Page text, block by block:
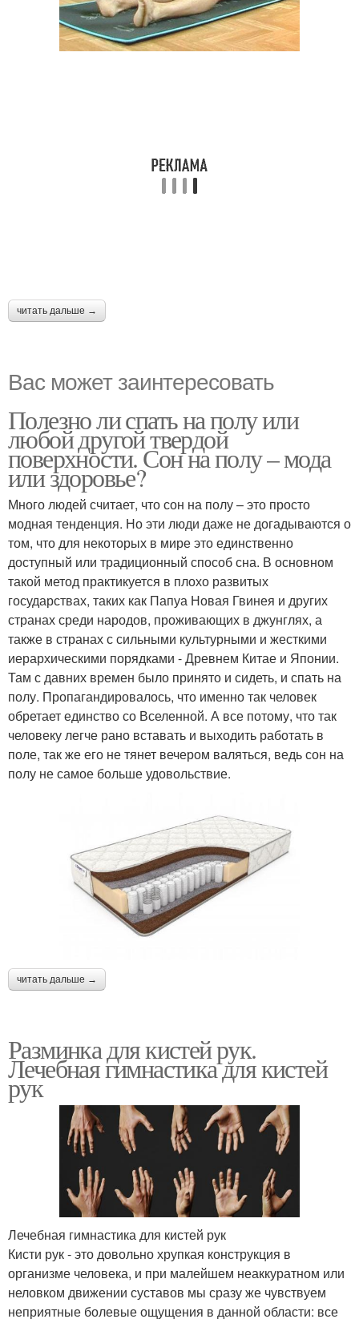
читать дальше →
Вас может заинтересовать
Полезно ли спать на полу или
любой другой твердой
поверхности. Сон на полу – мода
или здоровье?
Много людей считает, что сон на полу – это просто
модная тенденция. Но эти люди даже не догадываются о
том, что для некоторых в мире это единственно
доступный или традиционный способ сна. В основном
такой метод практикуется в плохо развитых
государствах, таких как Папуа Новая Гвинея и других
странах среди народов, проживающих в джунглях, а
также в странах с сильными культурными и жесткими
иерархическими порядками - Древнем Китае и Японии.
Там с давних времен было принято и сидеть, и спать на
полу. Пропагандировалось, что именно так человек
обретает единство со Вселенной. А все потому, что так
человеку легче рано вставать и выходить работать в
поле, так же его не тянет вечером валяться, ведь сон на
полу не самое больше удовольствие.
читать дальше →
Разминка для кистей рук.
Лечебная гимнастика для кистей
рук
Лечебная гимнастика для кистей рук
Кисти рук - это довольно хрупкая конструкция в
организме человека, и при малейшем неаккуратном или
неловком движении суставов мы сразу же чувствуем
неприятные болевые ощущения в данной области: все